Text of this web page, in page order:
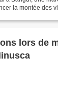
la montée des
lors de